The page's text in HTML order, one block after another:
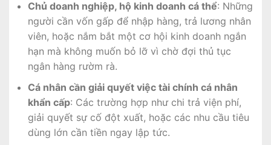
Chủ doanh nghiệp, hộ kinh doanh cá thể: Những
người cần vốn gấp để nhập hàng, trả lương nhân
viên, hoặc nắm bắt một cơ hội kinh doanh ngắn
hạn mà không muốn bỏ lỡ vì chờ đợi thủ tục
ngân hàng rườm rà.
Cá nhân cần giải quyết việc tài chính cá nhân
khẩn cấp: Các trường hợp như chi trả viện phí,
giải quyết sự cố đột xuất, hoặc các nhu cầu tiêu
dùng lớn cần tiền ngay lập tức.